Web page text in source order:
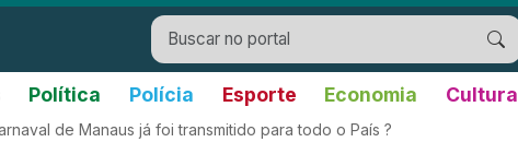
Política Polícia Esporte Economia Cultura
de Manaus já foi transmitido para todo o País ?